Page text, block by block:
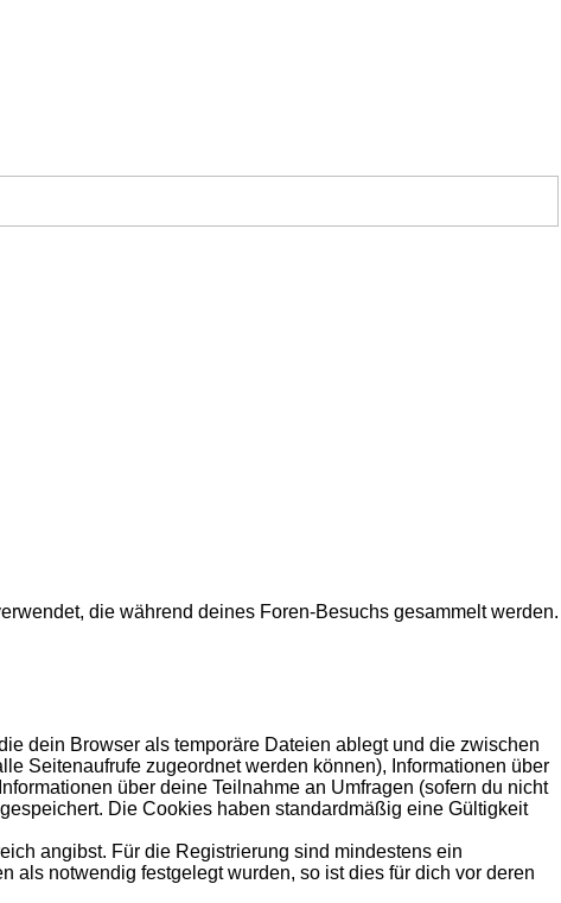
die während deines Foren-Besuchs gesammelt werden.
dein Browser als temporäre Dateien ablegt und die zwischen
Seitenaufrufe zugeordnet werden können), Informationen über
über deine Teilnahme an Umfragen (sofern du nicht
Die Cookies haben standardmäßig eine Gültigkeit
angibst. Für die Registrierung sind mindestens ein
als notwendig festgelegt wurden, so ist dies für dich vor deren